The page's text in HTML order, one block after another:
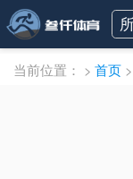
当前位置： > 首页 >